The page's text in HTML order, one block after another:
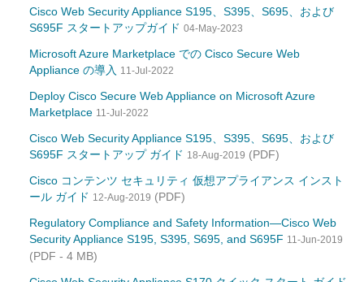
Cisco Web Security Appliance S195、S395、S695、および
S695F スタートアップガイド 04-May-2023
Microsoft Azure Marketplace での Cisco Secure Web
Appliance の導入 11-Jul-2022
Deploy Cisco Secure Web Appliance on Microsoft Azure
Marketplace 11-Jul-2022
Cisco Web Security Appliance S195、S395、S695、および
S695F スタートアップ ガイド 18-Aug-2019 (PDF)
Cisco コンテンツ セキュリティ 仮想アプライアンス インスト
ール ガイド 12-Aug-2019 (PDF)
Regulatory Compliance and Safety Information—Cisco Web
Security Appliance S195, S395, S695, and S695F 11-Jun-2019
(PDF - 4 MB)